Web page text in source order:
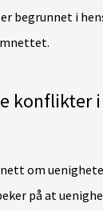
begrunnet i
konflikter i
om
på at